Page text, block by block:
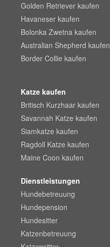
Golden Retriever kaufen
Havaneser kaufen
Bolonka Zwetna kaufen
Australian Shepherd kaufen
Border Collie kaufen
Katze kaufen
Britisch Kurzhaar kaufen
Savannah Katze kaufen
Siamkatze kaufen
Ragdoll Katze kaufen
Maine Coon kaufen
Dienstleistungen
Hundebetreuung
Hundepension
Hundesitter
Katzenbetreuung